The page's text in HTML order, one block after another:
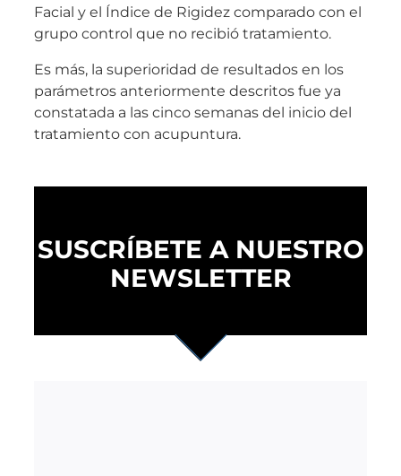
Facial y el Índice de Rigidez comparado con el
grupo control que no recibió tratamiento.
Es más, la superioridad de resultados en los
parámetros anteriormente descritos fue ya
constatada a las cinco semanas del inicio del
tratamiento con acupuntura.
SUSCRÍBETE A NUESTRO
NEWSLETTER